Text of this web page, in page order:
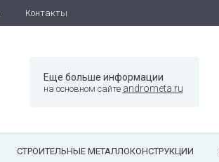
Контакты
Еще больше информации
на основном сайте andrometa.ru
СТРОИТЕЛЬНЫЕ МЕТАЛЛОКОНСТРУКЦИИ